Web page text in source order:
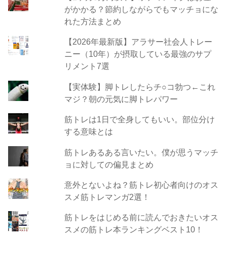
がかかる？節約しながらでもマッチョにな
れた方法まとめ
【2026年最新版】アラサー社会人トレー
ニー（10年）が摂取している最強のサプ
リメント7選
【実体験】脚トレしたらチ○コ勃つ←これ
マジ？朝の元気に脚トレパワー
筋トレは1日で全身してもいい。部位分け
する意味とは
筋トレあるある言いたい。僕が思うマッチ
ョに対しての偏見まとめ
意外とないよね？筋トレ初心者向けのオス
スメ筋トレマンガ2選！
筋トレをはじめる前に読んでおきたいオス
スメの筋トレ本ランキングベスト10！